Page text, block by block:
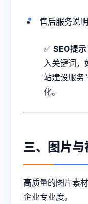
售后服务说明
✅ SEO提示
入关键词，
站建设服务
化。
三、图片
高质量的图片素
企业专业度。